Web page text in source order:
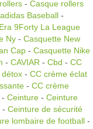
- Casque rollers
Baseball -
9Forty La League
Ny - Casquette New
Cap - Casquette Nike
- CAVIAR - Cbd - CC
détox - CC crème éclat
- CC crème
- Ceinture - Ceinture
- Ceinture de sécurité
lombaire de football -